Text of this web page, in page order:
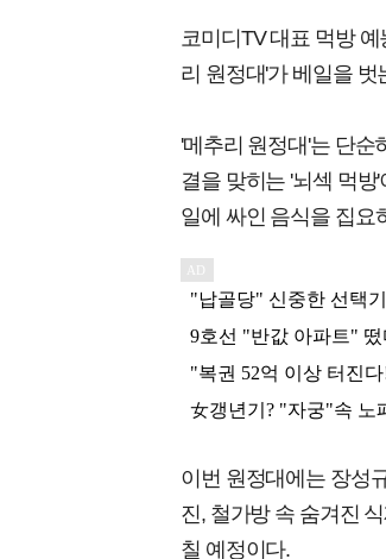
코미디TV 대표 먹방
리 원정대'가 베일을 벗
'메추리 원정대'는 단순
결을 맞히는 '뇌섹 먹방
일에 싸인 음식을 집요
이번 원정대에는 장성
진, 철가방 속 숨겨진
칠 예정이다.